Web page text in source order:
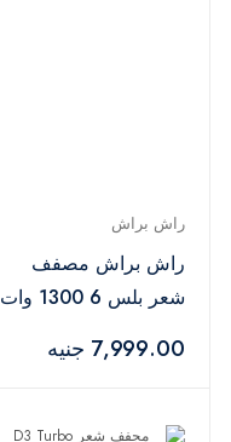
راش براش
راش براش مصفف
شعر بلس 6 1300 وات
7,999.00 جنيه